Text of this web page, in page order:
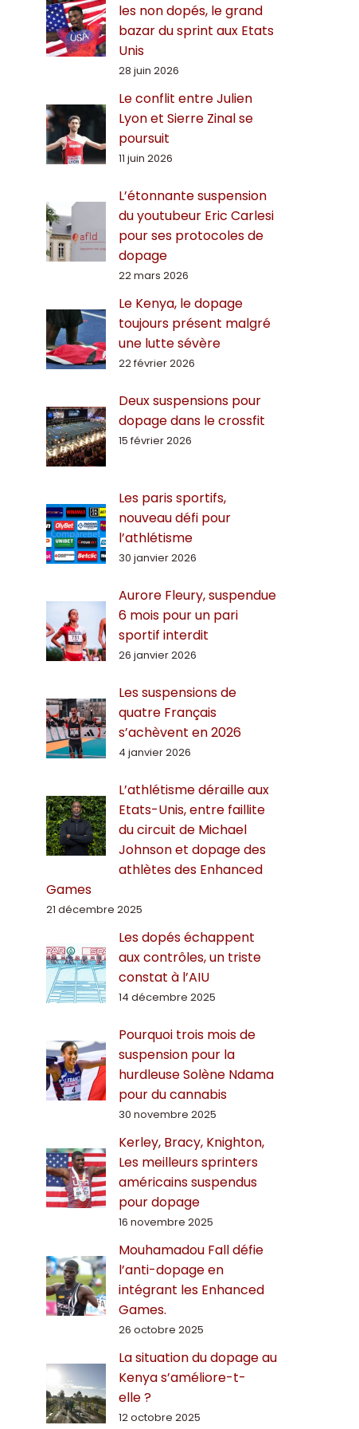
les non dopés, le grand
bazar du sprint aux Etats
Unis
28 juin 2026
Le conflit entre Julien
Lyon et Sierre Zinal se
poursuit
11 juin 2026
L’étonnante suspension
du youtubeur Eric Carlesi
pour ses protocoles de
dopage
22 mars 2026
Le Kenya, le dopage
toujours présent malgré
une lutte sévère
22 février 2026
Deux suspensions pour
dopage dans le crossfit
15 février 2026
Les paris sportifs,
nouveau défi pour
l’athlétisme
30 janvier 2026
Aurore Fleury, suspendue
6 mois pour un pari
sportif interdit
26 janvier 2026
Les suspensions de
quatre Français
s’achèvent en 2026
4 janvier 2026
L’athlétisme déraille aux
Etats-Unis, entre faillite
du circuit de Michael
Johnson et dopage des
athlètes des Enhanced
Games
21 décembre 2025
Les dopés échappent
aux contrôles, un triste
constat à l’AIU
14 décembre 2025
Pourquoi trois mois de
suspension pour la
hurdleuse Solène Ndama
pour du cannabis
30 novembre 2025
Kerley, Bracy, Knighton,
Les meilleurs sprinters
américains suspendus
pour dopage
16 novembre 2025
Mouhamadou Fall défie
l’anti-dopage en
intégrant les Enhanced
Games.
26 octobre 2025
La situation du dopage au
Kenya s’améliore-t-
elle ?
12 octobre 2025